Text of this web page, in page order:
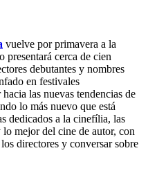
vuelve por primavera a la
cerca de cien
debutantes y nombres
en festivales
las nuevas tendencias de
lo más nuevo que está
dedicados a la cinefília, las
lo mejor del cine de autor, con
directores y conversar sobre